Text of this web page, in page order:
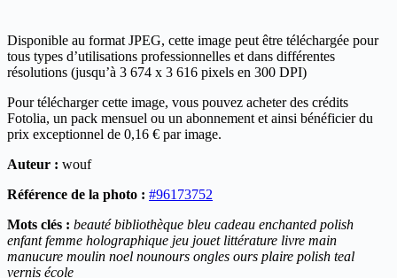
Disponible au format JPEG, cette image peut être téléchargée pour
tous types d’utilisations professionnelles et dans différentes
résolutions (jusqu’à 3 674 x 3 616 pixels en 300 DPI)
Pour télécharger cette image, vous pouvez acheter des crédits
Fotolia, un pack mensuel ou un abonnement et ainsi bénéficier du
prix exceptionnel de 0,16 € par image.
Auteur : wouf
Référence de la photo : #96173752
Mots clés : beauté bibliothèque bleu cadeau enchanted polish
enfant femme holographique jeu jouet littérature livre main
manucure moulin noel nounours ongles ours plaire polish teal
vernis école